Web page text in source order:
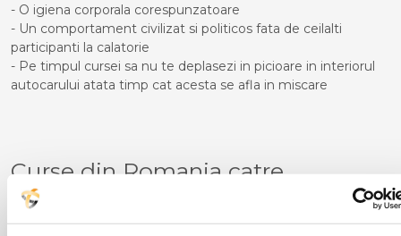
- O igiena corporala corespunzatoare
- Un comportament civilizat si politicos fata de ceilalti
participanti la calatorie
- Pe timpul cursei sa nu te deplasezi in picioare in interiorul
autocarului atata timp cat acesta se afla in miscare
Curse din Romania catre
NOVARA:
ACAS
LUGOJ